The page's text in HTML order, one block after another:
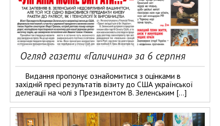
Огляд газети «Галичина» за 6 серпня
Видання пропонує ознайомитися з оцінками в
західній пресі результатів візиту до США української
делегації на чолі з Президентом В. Зеленським […]